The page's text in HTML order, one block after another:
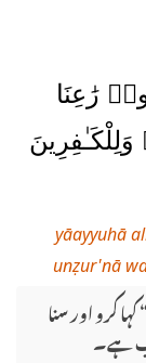
رَٰعِنَا
yāayyuhā
unẓur'nā
کرو اور سنا
ہے۔